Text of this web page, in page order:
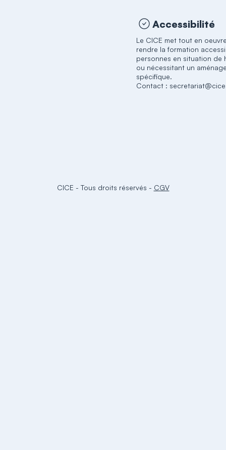
Accessibilité
Le CICE met tout en
rendre la formation
personnes en situation de
ou nécessitant un
spécifique.
Contact :
CICE - Tous droits réservés - CGV